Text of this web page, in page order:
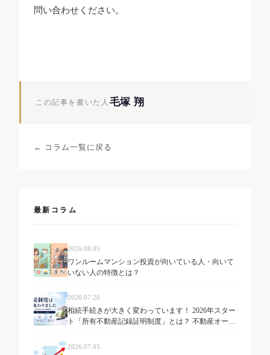
問い合わせください。
この記事を書いた人 毛塚 翔
← コラム一覧に戻る
最新コラム
2026.08.05
ワンルームマンション投資が向いている人・向いて
いない人の特徴とは？
2026.07.20
相続手続きが大きく変わっています！ 2026年スター
ト「所有不動産記録証明制度」とは？ 不動産オーナ
2026.07.05